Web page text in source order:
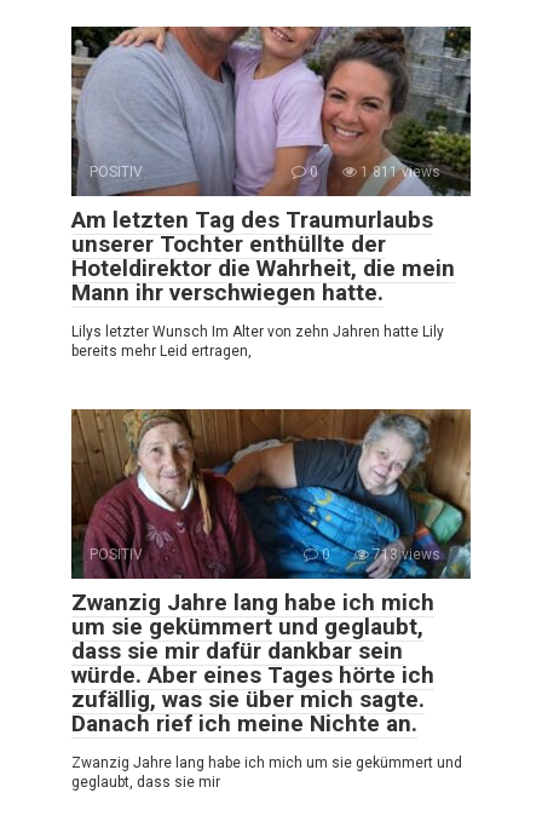
POSITIV 0 1 811 views
Am letzten Tag des Traumurlaubs
unserer Tochter enthüllte der
Hoteldirektor die Wahrheit, die mein
Mann ihr verschwiegen hatte.
Lilys letzter Wunsch Im Alter von zehn Jahren hatte Lily
bereits mehr Leid ertragen,
POSITIV 0 713 views
Zwanzig Jahre lang habe ich mich
um sie gekümmert und geglaubt,
dass sie mir dafür dankbar sein
würde. Aber eines Tages hörte ich
zufällig, was sie über mich sagte.
Danach rief ich meine Nichte an.
Zwanzig Jahre lang habe ich mich um sie gekümmert und
geglaubt, dass sie mir